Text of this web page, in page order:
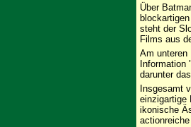
Über
steht der
Films aus
Am unteren
darunter
Insgesamt
einzigartige
ikonische